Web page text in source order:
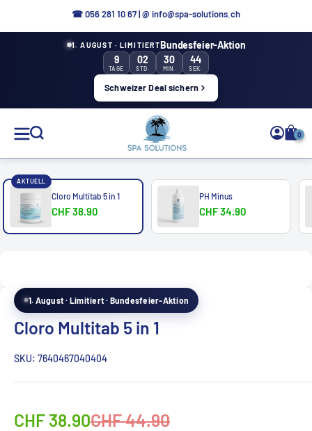
☎056 281 10 67|@ info@spa-solutions.ch
1. AUGUST · LIMITIERTBundesfeier-Aktion
9
TAGE
02
STD.
30
MIN.
44
SEK.
Schweizer Deal sichern
Soluzioni
Spa
0
AKTUELL
Cloro Multitab 5 in 1
CHF 38.90
PH Minus
CHF 34.90
1. August · Limitiert · Bundesfeier-Aktion
Cloro Multitab 5 in 1
SKU: 7640467040404
Sonderpreis
CHF 38.90Normalpreis
CHF 44.90